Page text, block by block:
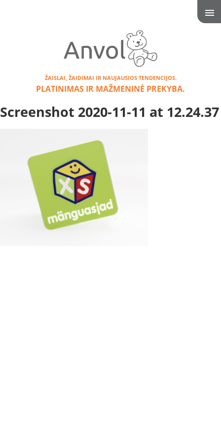
ŽAISLAI, ŽAIDIMAI IR NAUJAUSIOS TENDENCIJOS.
PLATINIMAS IR MAŽMENINĖ PREKYBA.
Screenshot 2020-11-11 at 12.24.37